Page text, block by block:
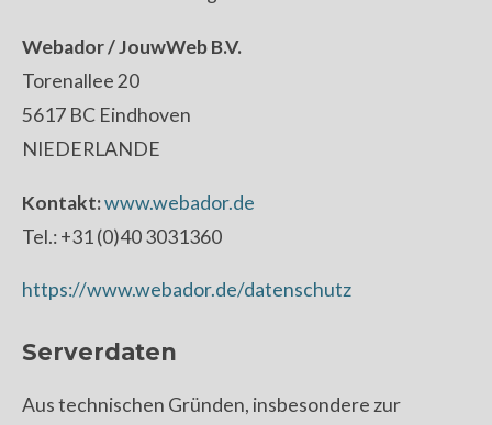
Webador / JouwWeb B.V.
Torenallee 20
5617 BC Eindhoven
NIEDERLANDE
Kontakt:www.webador.de
Tel.: +31 (0)40 3031360
https://www.webador.de/datenschutz
Serverdaten
Aus technischen Gründen, insbesondere zur